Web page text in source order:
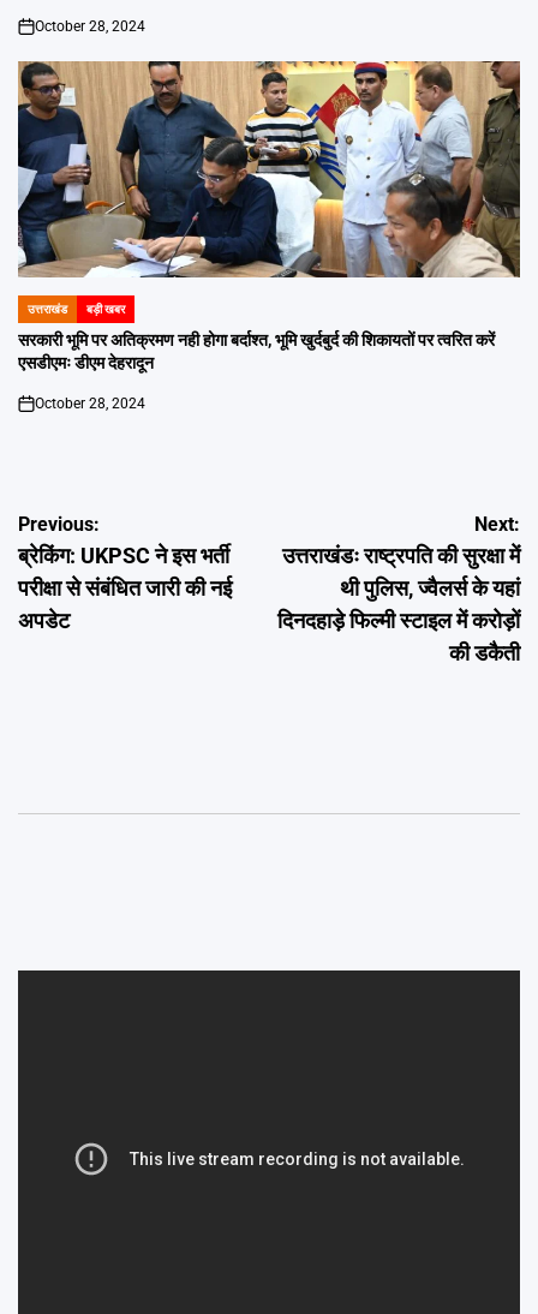
on
October 28, 2024
POSTED
IN
उत्तराखंड बड़ी खबर
सरकारी भूमि पर अतिक्रमण नही होगा बर्दाश्त, भूमि खुर्दबुर्द की शिकायतों पर त्वरित करें
एसडीएमः डीएम देहरादून
on
October 28, 2024
Post
navigation
Previous:
ब्रेकिंग: UKPSC ने इस भर्ती
परीक्षा से संबंधित जारी की नई
अपडेट
Next:
उत्तराखंडः राष्ट्रपति की सुरक्षा में
थी पुलिस, ज्वैलर्स के यहां
दिनदहाड़े फिल्मी स्टाइल में करोड़ों
की डकैती